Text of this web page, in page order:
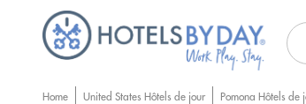
Home United States Hôtels de jour Pomona Hôtels de